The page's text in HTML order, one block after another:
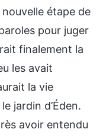
étape de
pour juger
finalement la
les avait
la vie
jardin d’Éden.
avoir entendu